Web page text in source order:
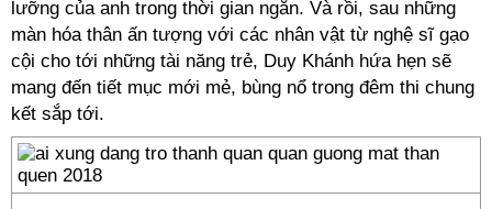
lưỡng của anh trong thời gian ngắn. Và rồi, sau những
màn hóa thân ấn tượng với các nhân vật từ nghệ sĩ gạo
cội cho tới những tài năng trẻ, Duy Khánh hứa hẹn sẽ
mang đến tiết mục mới mẻ, bùng nổ trong đêm thi chung
kết sắp tới.